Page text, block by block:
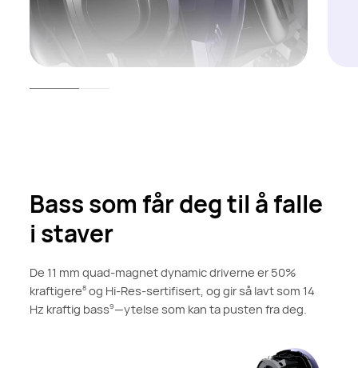
Bass som får deg til å falle
i staver
De 11 mm quad-magnet dynamic driverne er 50%
kraftigere8 og Hi-Res-sertifisert, og gir så lavt som 14
Hz kraftig bass9—ytelse som kan ta pusten fra deg.